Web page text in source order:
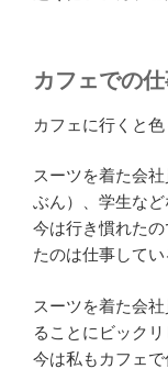
カフェでの
カフェに行くと色
スーツを着た会
ぶん）、学生など
今は行き慣れた
たのは仕事してい
スーツを着た会
ることにビックリ
今は私もカフェ